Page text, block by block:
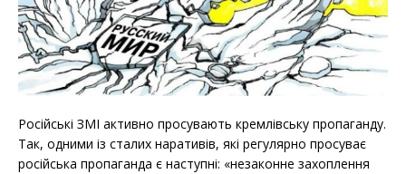
Російські ЗМІ активно просувають кремлівську пропаганду.
Так, одними із сталих наративів, які регулярно просуває
російська пропаганда є наступні: «незаконне захоплення